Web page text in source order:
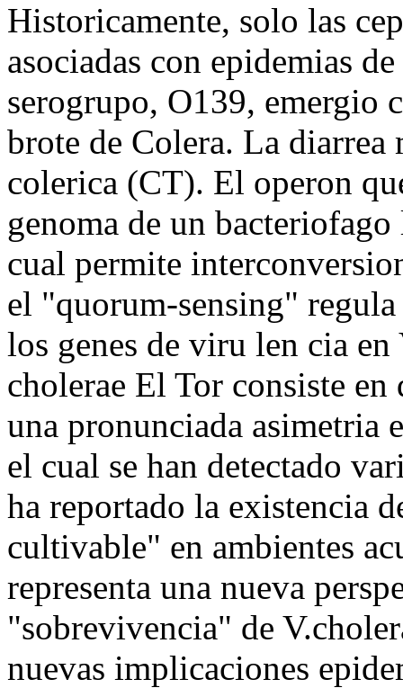
Historicamente, solo las
asociadas con epidemias
serogrupo, O139, emergio
brote de Colera. La diarrea
colerica (CT). El operon
genoma de un
cual permite
el "quorum-sensing"
los genes de viru len cia
cholerae El Tor consiste
una pronunciada asimetria
el cual se han detectado
ha reportado la existencia
cultivable" en ambientes
representa una nueva
"sobrevivencia" de
nuevas implicaciones